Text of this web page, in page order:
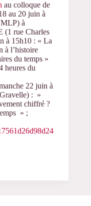
au colloque de
au 20 juin à
à
(1 rue Charles
à 15h10 : « La
à l’histoire
du temps »
heures du
22 juin à
: »
chiffré ?
» ;